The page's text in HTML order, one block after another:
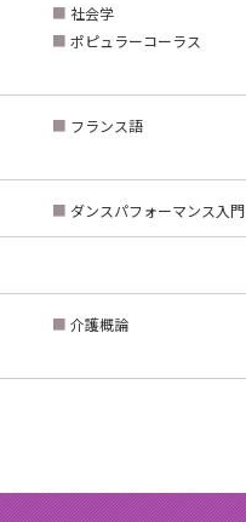
■ 社会学
■ ポピュラーコーラス
■ フランス語
■ ダンスパフォーマンス入門
■ 介護概論